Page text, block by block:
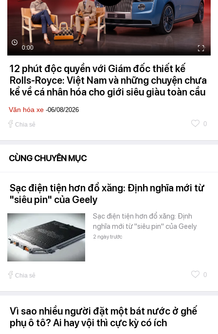
0:00
12 phút độc quyền với Giám đốc thiết kế
Rolls-Royce: Việt Nam và những chuyện chưa
kể về cá nhân hóa cho giới siêu giàu toàn cầu
Văn hóa xe -06/08/2026
Chia sẻ 0
CÙNG CHUYÊN MỤC
Sạc điện tiện hơn đổ xăng: Định nghĩa mới từ
"siêu pin" của Geely
Sạc điện tiện hơn đổ xăng: Định
nghĩa mới từ "siêu pin" của Geely
2 ngày trước
Chia sẻ 0
Vì sao nhiều người đặt một bát nước ở ghế
phụ ô tô? Ai hay vội thì cực kỳ có ích